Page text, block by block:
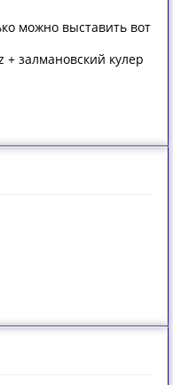
можно выставить вот
+ залмановский кулер